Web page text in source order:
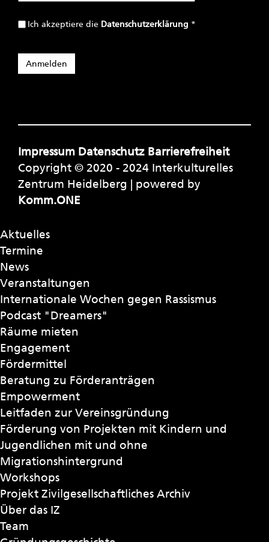
Ich akzeptiere die Datenschutzerklärung *
Impressum Datenschutz Barrierefreiheit
Copyright © 2020 - 2024 Interkulturelles
Zentrum Heidelberg | powered by
Komm.ONE
Aktuelles
Termine
News
Veranstaltungen
Internationale Wochen gegen Rassismus
Podcast "Dreamers"
Räume mieten
Engagement
Fördermittel
Beratung zu Förderanträgen
Empowerment
Leitfaden zur Vereinsgründung
Förderung von Projekten mit Kindern und
Jugendlichen mit und ohne
Migrationshintergrund
Workshops
Projekt Zivilgesellschaftliches Archiv
Über das IZ
Team